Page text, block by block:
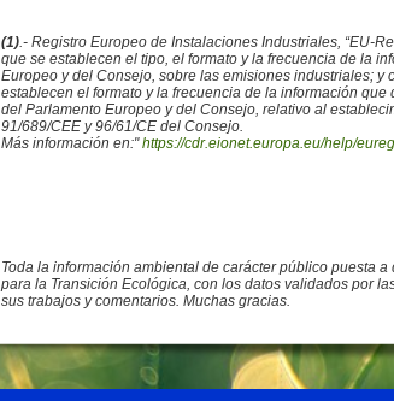
(1).- Registro Europeo de Instalaciones Industriales, “EU-
que se establecen el tipo, el formato y la frecuencia de la
Europeo y del Consejo, sobre las emisiones industriales; y
establecen el formato y la frecuencia de la información
del Parlamento Europeo y del Consejo, relativo al
91/689/CEE y 96/61/CE del Consejo.
Más información en:"https://cdr.eionet.europa.eu/help/
Toda la información ambiental de carácter público puesta
para la Transición Ecológica, con los datos validados por
sus trabajos y comentarios. Muchas gracias.